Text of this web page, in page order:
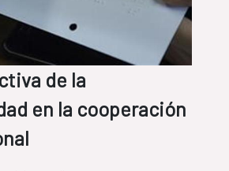
de la
en la cooperación